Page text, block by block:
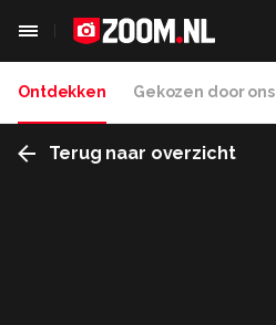
Ontdekken Gekozen door ons
Terug naar overzicht